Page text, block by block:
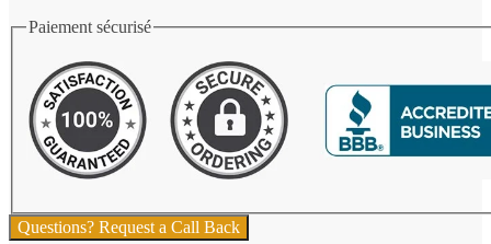
Paiement sécurisé
Questions? Request a Call Back